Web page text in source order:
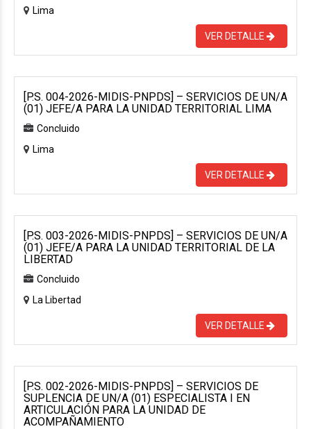
Lima
VER DETALLE
[P.S. 004-2026-MIDIS-PNPDS] – SERVICIOS DE UN/A
(01) JEFE/A PARA LA UNIDAD TERRITORIAL LIMA
Concluido
Lima
VER DETALLE
[P.S. 003-2026-MIDIS-PNPDS] – SERVICIOS DE UN/A
(01) JEFE/A PARA LA UNIDAD TERRITORIAL DE LA
LIBERTAD
Concluido
La Libertad
VER DETALLE
[P.S. 002-2026-MIDIS-PNPDS] – SERVICIOS DE
SUPLENCIA DE UN/A (01) ESPECIALISTA I EN
ARTICULACIÓN PARA LA UNIDAD DE
ACOMPAÑAMIENTO